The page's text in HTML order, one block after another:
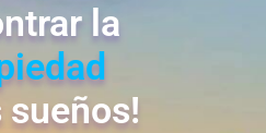
la
sueños!